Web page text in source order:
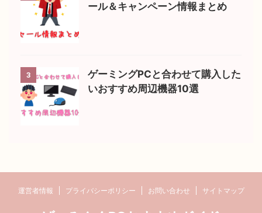
ール＆キャンペーン情報まとめ
3
ゲーミングPCと合わせて購入した
いおすすめ周辺機器10選
運営者情報 プライバシーポリシー お問い合わせ サイトマップ